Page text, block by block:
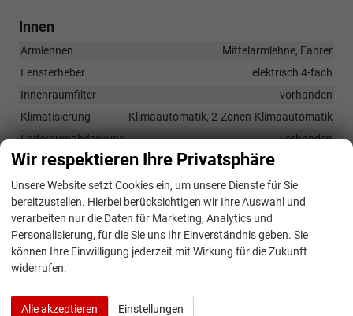
Innen
Armlehnen
Mittelarmlehne, Fahrer
Fensterheber
elektrisch 4-fach
Innenraumfilter
vorhanden
Klimatisierung
Klimaautomatik, 2-Zonen-Klimaautomatik
Laderaumabdeckung
vorhanden
Lenkrad
Schaltwippen
Sitze
Isofix (Kindersitzbefestigung), Rücksitzbank hinten geteilt,
Sitzheizung, Isofix Beifahrersitz
Sitze: Lordosenstütze
Höhenverstellbarer Fahrer- und Beifahrersitz
Wir respektieren Ihre Privatsphäre
Unsere Website setzt Cookies ein, um unsere Dienste für Sie
bereitzustellen. Hierbei berücksichtigen wir Ihre Auswahl und
verarbeiten nur die Daten für Marketing, Analytics und
Personalisierung, für die Sie uns Ihr Einverständnis geben. Sie
können Ihre Einwilligung jederzeit mit Wirkung für die Zukunft
widerrufen.
Alle akzeptieren Einstellungen